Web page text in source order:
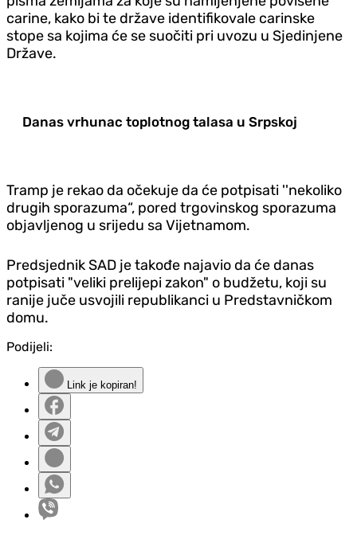
carine, kako bi te države identifikovale carinske
stope sa kojima će se suočiti pri uvozu u Sjedinjene
Države.
Danas vrhunac toplotnog talasa u Srpskoj
Tramp je rekao da očekuje da će potpisati ''nekoliko
drugih sporazuma“, pored trgovinskog sporazuma
objavljenog u srijedu sa Vijetnamom.
Predsjednik SAD je takođe najavio da će danas
potpisati "veliki prelijepi zakon" o budžetu, koji su
ranije juče usvojili republikanci u Predstavničkom
domu.
Podijeli:
Link je kopiran!